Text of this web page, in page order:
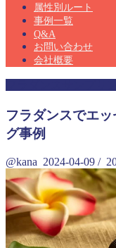
属性別ルート
事例一覧
Q&A
お問い合わせ
会社概要
フラダンスでエ
グ事例
@kana 2024-04-09 /